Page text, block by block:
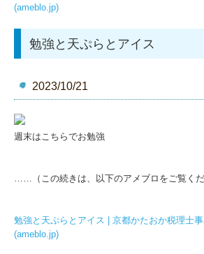
(ameblo.jp)
勉強と天ぷらとアイス
2023/10/21
週末はこちらでお勉強
……（この続きは、以下のアメブロをご覧くだ
勉強と天ぷらとアイス | 京都かたおか税理士
(ameblo.jp)